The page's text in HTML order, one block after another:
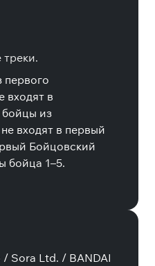
входят в
бойцы из
входят в первый
Бойцовский
бойца 1–5.
/ Sora Ltd. / BANDAI